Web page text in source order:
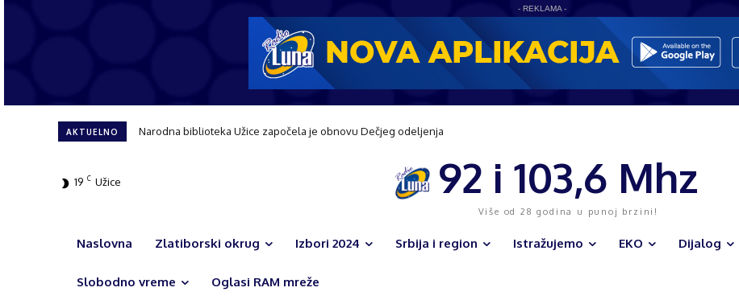
- REKLAMA -
AKTUELNO Užice dobija novi hirurški blok i urgentni centar na 45.000 m2 – Odobrena gradnja kompleksa vrednog 85,2 mil EUR
19 C Užice 92 i 103,6 Mhz
Više od 28 godina u punoj brzini!
Naslovna Zlatiborski okrug Izbori 2024 Srbija i region Istražujemo EKO Dijalog
Slobodno vreme Oglasi RAM mreže